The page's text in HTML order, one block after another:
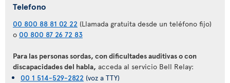
Telefono
00 800 88 81 02 22 (Llamada gratuita desde un teléfono fijo)
o 00 800 87 26 72 83
Para las personas sordas, con dificultades auditivas o con
discapacidades del habla, acceda al servicio Bell Relay:
00 1 514-529-2822 (voz a TTY)